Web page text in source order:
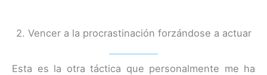
2. Vencer a la procrastinación forzándose a actuar
Esta es la otra táctica que personalmente me ha